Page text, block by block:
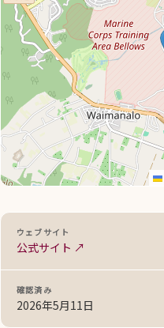
ウェブサイト
公式サイト ↗
確認済み
2026年5月11日